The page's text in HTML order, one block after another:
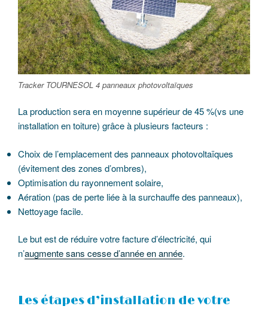
Tracker TOURNESOL 4 panneaux photovoltaïques
La production sera en moyenne supérieur de 45 %(vs une
installation en toiture) grâce à plusieurs facteurs :
Choix de l’emplacement des panneaux photovoltaïques
(évitement des zones d’ombres),
Optimisation du rayonnement solaire,
Aération (pas de perte liée à la surchauffe des panneaux),
Nettoyage facile.
Le but est de réduire votre facture d’électricité, qui
n’augmente sans cesse d’année en année.
Les étapes d’installation de votre